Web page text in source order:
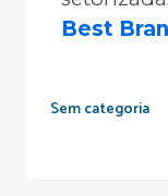
Best
Sem categoria